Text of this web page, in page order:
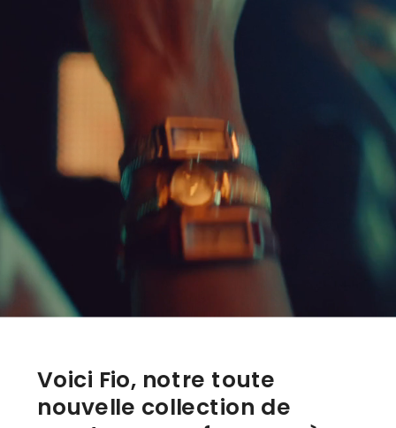
Voici Fio, notre toute
nouvelle collection de